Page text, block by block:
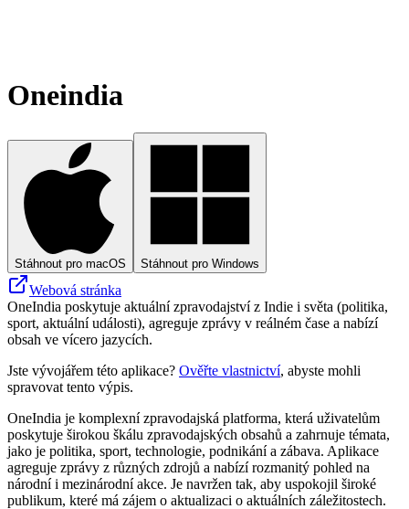
Oneindia
Stáhnout pro macOS Stáhnout pro Windows
Webová stránka
OneIndia poskytuje aktuální zpravodajství z Indie i světa (politika,
sport, aktuální události), agreguje zprávy v reálném čase a nabízí
obsah ve vícero jazycích.
Jste vývojářem této aplikace? Ověřte vlastnictví, abyste mohli
spravovat tento výpis.
OneIndia je komplexní zpravodajská platforma, která uživatelům
poskytuje širokou škálu zpravodajských obsahů a zahrnuje témata,
jako je politika, sport, technologie, podnikání a zábava. Aplikace
agreguje zprávy z různých zdrojů a nabízí rozmanitý pohled na
národní i mezinárodní akce. Je navržen tak, aby uspokojil široké
publikum, které má zájem o aktualizaci o aktuálních záležitostech.